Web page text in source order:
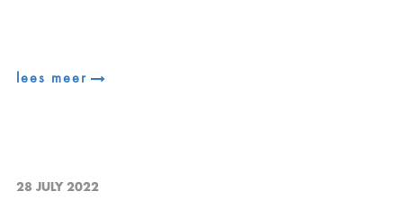
lees meer
28 JULY 2022